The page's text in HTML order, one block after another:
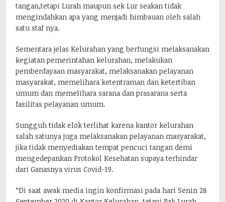
tangan,tetapi Lurah maupun sek Lur seakan tidak
mengindahkan apa yang menjadi himbauan oleh salah
satu staf nya.
Sementara jelas Kelurahan yang berfungsi melaksanakan
kegiatan pemerintahan kelurahan, melakukan
pemberdayaan masyarakat, melaksanakan pelayanan
masyarakat, memelihara ketentraman dan ketertiban
umum dan memelihara sarana dan prasarana serta
fasilitas pelayanan umum.
Sungguh tidak elok terlihat karena kantor kelurahan
salah satunya juga melaksanakan pelayanan masyarakat,
jika tidak menyediakan tempat pencuci tangan demi
mengedepankan Protokol Kesehatan supaya terhindar
dari Ganasnya virus Covid-19.
“Di saat awak media ingin konfirmasi pada hari Senin 28